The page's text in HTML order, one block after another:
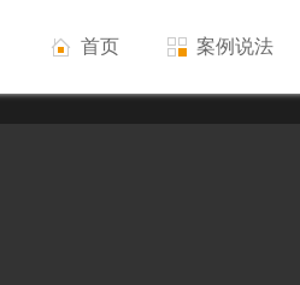
首页 案例说法